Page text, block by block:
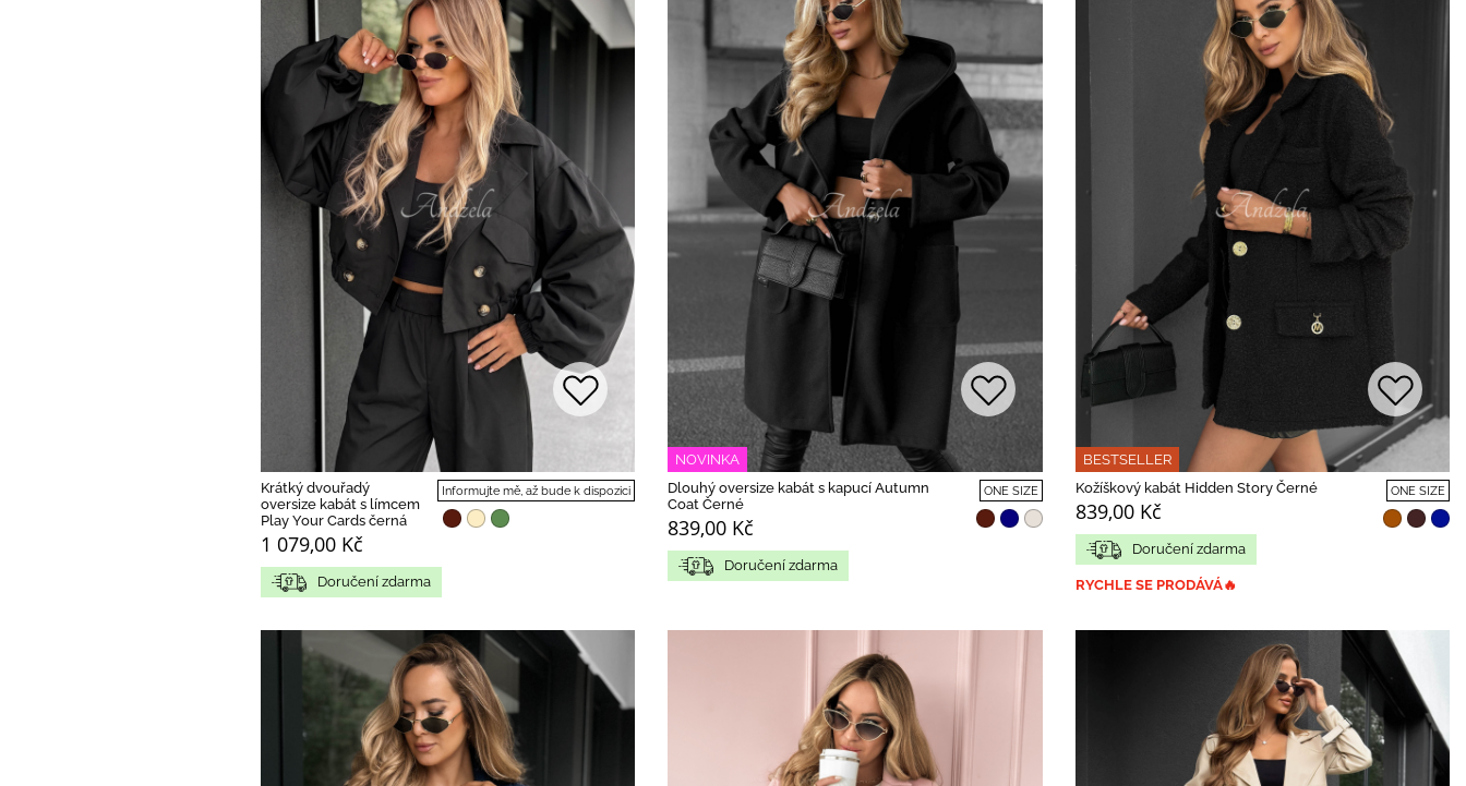
Krátký dvouřadý
oversize kabát s límcem
Play Your Cards černá
1 079,00 Kč
Informujte mě, až bude k dispozici
Doručení zdarma
NOVINKA
Dlouhý oversize kabát s kapucí Autumn
Coat Černé
839,00 Kč
ONE SIZE
Doručení zdarma
BESTSELLER
Kožíškový kabát Hidden Story Černé
839,00 Kč
ONE SIZE
Doručení zdarma
RYCHLE SE PRODÁVÁ🔥